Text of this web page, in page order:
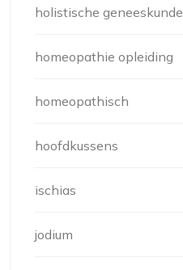
holistische geneeskunde
homeopathie opleiding
homeopathisch
hoofdkussens
ischias
jodium